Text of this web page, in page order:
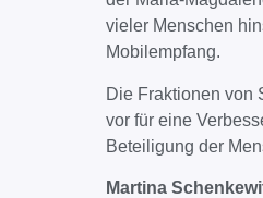
vieler Menschen
Mobilempfang.
Die Fraktionen von
vor für eine
Beteiligung der
Martina